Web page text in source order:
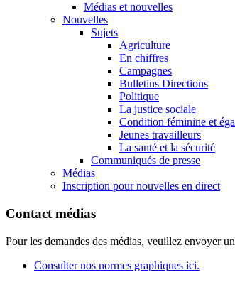
Médias et nouvelles
Nouvelles
Sujets
Agriculture
En chiffres
Campagnes
Bulletins Directions
Politique
La justice sociale
Condition féminine et
Jeunes travailleurs
La santé et la sécurité
Communiqués de presse
Médias
Inscription pour nouvelles en direct
Contact médias
Pour les demandes des médias, veuillez envoyer
Consulter nos normes graphiques ici.